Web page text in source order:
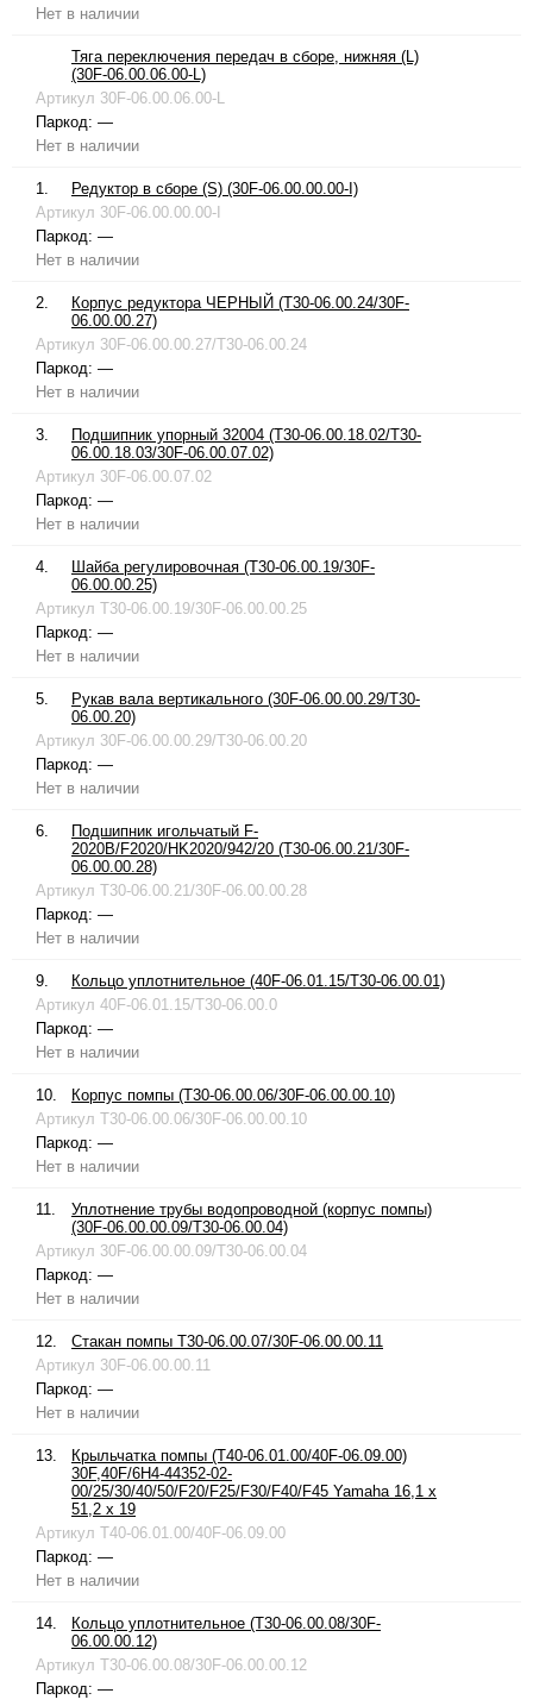
Нет в наличии
Тяга переключения передач в сборе, нижняя (L)
(30F-06.00.06.00-L)
Артикул 30F-06.00.06.00-L
Паркод: —
Нет в наличии
1.
Редуктор в сборе (S) (30F-06.00.00.00-I)
Артикул 30F-06.00.00.00-I
Паркод: —
Нет в наличии
2.
Корпус редуктора ЧЕРНЫЙ (T30-06.00.24/30F-
06.00.00.27)
Артикул 30F-06.00.00.27/T30-06.00.24
Паркод: —
Нет в наличии
3.
Подшипник упорный 32004 (T30-06.00.18.02/T30-
06.00.18.03/30F-06.00.07.02)
Артикул 30F-06.00.07.02
Паркод: —
Нет в наличии
4.
Шайба регулировочная (T30-06.00.19/30F-
06.00.00.25)
Артикул T30-06.00.19/30F-06.00.00.25
Паркод: —
Нет в наличии
5.
Рукав вала вертикального (30F-06.00.00.29/T30-
06.00.20)
Артикул 30F-06.00.00.29/T30-06.00.20
Паркод: —
Нет в наличии
6.
Подшипник игольчатый F-
2020B/F2020/HK2020/942/20 (T30-06.00.21/30F-
06.00.00.28)
Артикул T30-06.00.21/30F-06.00.00.28
Паркод: —
Нет в наличии
9.
Кольцо уплотнительное (40F-06.01.15/T30-06.00.01)
Артикул 40F-06.01.15/T30-06.00.0
Паркод: —
Нет в наличии
10.
Корпус помпы (T30-06.00.06/30F-06.00.00.10)
Артикул T30-06.00.06/30F-06.00.00.10
Паркод: —
Нет в наличии
11.
Уплотнение трубы водопроводной (корпус помпы)
(30F-06.00.00.09/T30-06.00.04)
Артикул 30F-06.00.00.09/T30-06.00.04
Паркод: —
Нет в наличии
12.
Стакан помпы T30-06.00.07/30F-06.00.00.11
Артикул 30F-06.00.00.11
Паркод: —
Нет в наличии
13.
Крыльчатка помпы (T40-06.01.00/40F-06.09.00)
30F,40F/6H4-44352-02-
00/25/30/40/50/F20/F25/F30/F40/F45 Yamaha 16,1 x
51,2 x 19
Артикул T40-06.01.00/40F-06.09.00
Паркод: —
Нет в наличии
14.
Кольцо уплотнительное (T30-06.00.08/30F-
06.00.00.12)
Артикул T30-06.00.08/30F-06.00.00.12
Паркод: —